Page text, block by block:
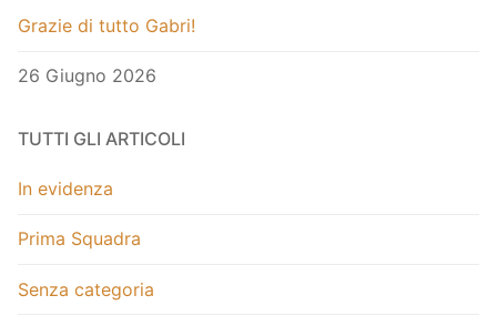
Grazie di tutto Gabri!
26 Giugno 2026
TUTTI GLI ARTICOLI
In evidenza
Prima Squadra
Senza categoria